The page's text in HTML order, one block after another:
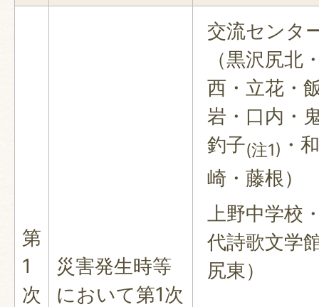
第
1
次
災害発生時等
において第1次
交流センタ
（黒沢尻北
西・立花・
岩・口内・
釣子(注1) ・
崎・藤根）
上野中学校
代詩歌文学
尻